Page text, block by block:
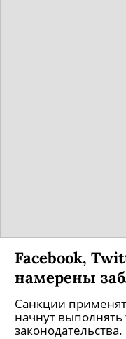
Facebook,
намерены
Санкции
начнут выполнять
законодательства.